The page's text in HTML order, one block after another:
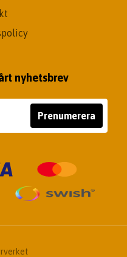
nyhetsbrev
Prenumerera